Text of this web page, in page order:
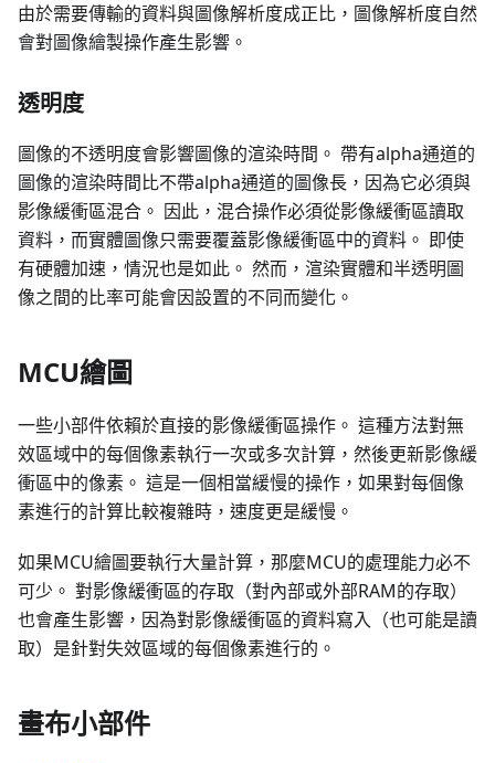
由於需要傳輸的資料與圖像解析度成正比，圖像解析度自然
會對圖像繪製操作產生影響。
透明度
圖像的不透明度會影響圖像的渲染時間。 帶有alpha通道的
圖像的渲染時間比不帶alpha通道的圖像長，因為它必須與
影像緩衝區混合。 因此，混合操作必須從影像緩衝區讀取
資料，而實體圖像只需要覆蓋影像緩衝區中的資料。 即使
有硬體加速，情況也是如此。 然而，渲染實體和半透明圖
像之間的比率可能會因設置的不同而變化。
MCU繪圖
一些小部件依賴於直接的影像緩衝區操作。 這種方法對無
效區域中的每個像素執行一次或多次計算，然後更新影像緩
衝區中的像素。 這是一個相當緩慢的操作，如果對每個像
素進行的計算比較複雜時，速度更是緩慢。
如果MCU繪圖要執行大量計算，那麼MCU的處理能力必不
可少。 對影像緩衝區的存取（對內部或外部RAM的存取）
也會產生影響，因為對影像緩衝區的資料寫入（也可能是讀
取）是針對失效區域的每個像素進行的。
畫布小部件